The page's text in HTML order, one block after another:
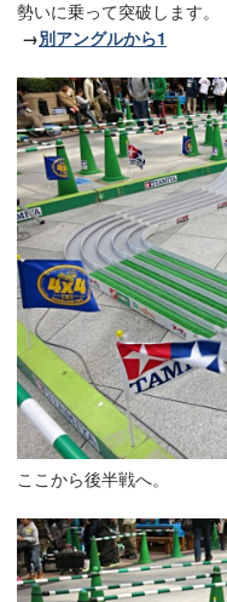
勢いに乗って突破します。
→別アングルから1
ここから後半戦へ。